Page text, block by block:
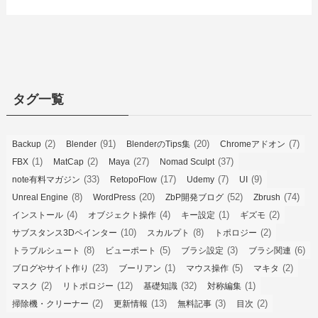
タグ一覧
Backup (2) Blender (91) BlenderのTips集 (20) Chromeアドオン (7)
FBX (1) MatCap (2) Maya (27) Nomad Sculpt(37)
note有料マガジン (33) RetopoFlow (17) Udemy (7) UI (9)
Unreal Engine (8) WordPress (20) ZbP開発ブログ (52) Zbrush (74)
インストール (4) オブジェクト操作 (4) キー設定 (1) ギズモ (2)
サブスタンス3Dペインター (10) スカルプト (8) トポロジー (2)
トラブルシュート (8) ビューポート (5) ブラシ設定 (3) ブラシ関連 (6)
ブログやサイト作り (23) ブーリアン (1) マウス操作 (5) マキタ (2)
マスク (2) リトポロジー (12) 基礎知識 (32) 対称編集 (1)
掃除機・クリーナー (2) 更新情報 (13) 無料記事 (3) 目次 (2)